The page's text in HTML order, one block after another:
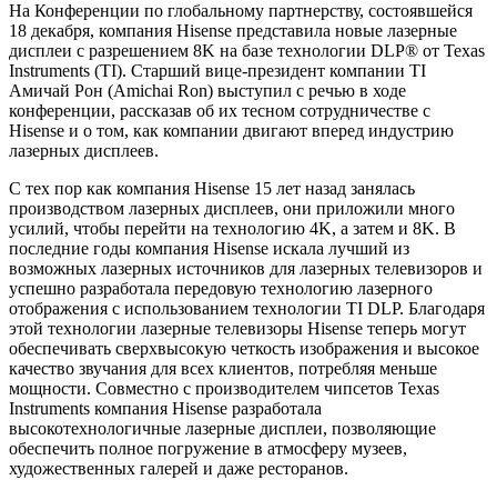
На Конференции по глобальному партнерству, состоявшейся
18 декабря, компания Hisense представила новые лазерные
дисплеи с разрешением 8K на базе технологии DLP® от Texas
Instruments (TI). Старший вице-президент компании TI
Амичай Рон (Amichai Ron) выступил с речью в ходе
конференции, рассказав об их тесном сотрудничестве с
Hisense и о том, как компании двигают вперед индустрию
лазерных дисплеев.
С тех пор как компания Hisense 15 лет назад занялась
производством лазерных дисплеев, они приложили много
усилий, чтобы перейти на технологию 4K, а затем и 8K. В
последние годы компания Hisense искала лучший из
возможных лазерных источников для лазерных телевизоров и
успешно разработала передовую технологию лазерного
отображения с использованием технологии TI DLP. Благодаря
этой технологии лазерные телевизоры Hisense теперь могут
обеспечивать сверхвысокую четкость изображения и высокое
качество звучания для всех клиентов, потребляя меньше
мощности. Совместно с производителем чипсетов Texas
Instruments компания Hisense разработала
высокотехнологичные лазерные дисплеи, позволяющие
обеспечить полное погружение в атмосферу музеев,
художественных галерей и даже ресторанов.